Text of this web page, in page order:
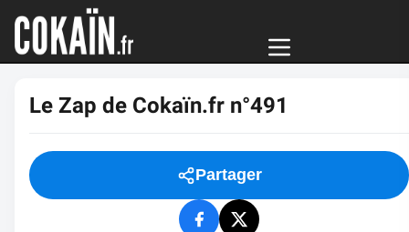
Le Zap de Cokaïn.fr n°491
Partager